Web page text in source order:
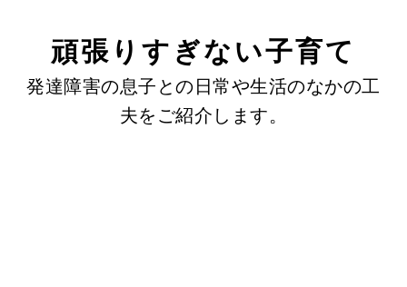
頑張りすぎない子育て
発達障害の息子との日常や生活のなかの工
夫をご紹介します。